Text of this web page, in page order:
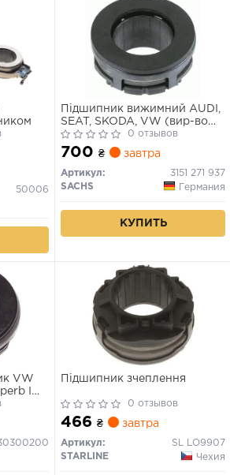
50006
Підшипник вижимний AUDI,
SEAT, SKODA, VW (вир-во
SACHS)
0 отзывов
700 ₴ завтра
Артикул:
3151 271 937
SACHS
Германия
КУПИТЬ
VW
I
11
Підшипник зчеплення
0 отзывов
466 ₴ завтра
Артикул:
SL LO9907
STARLINE
Чехия